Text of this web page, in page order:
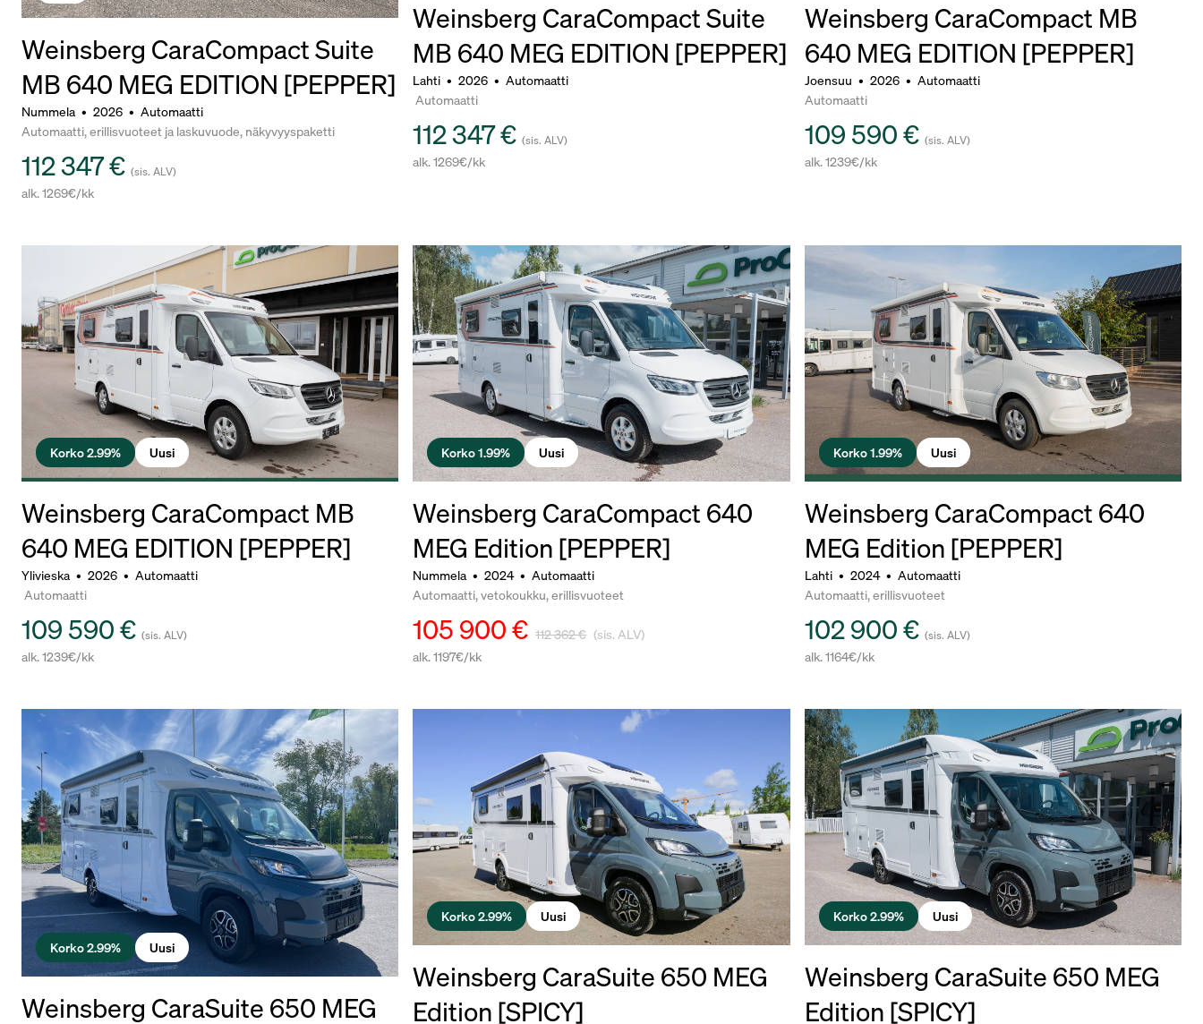
Weinsberg CaraCompact Suite
MB 640 MEG EDITION [PEPPER]
Nummela • 2026 • Automaatti
Automaatti, erillisvuoteet ja laskuvuode, näkyvyyspaketti
112 347 € (sis. ALV)
alk. 1269€/kk
Weinsberg CaraCompact Suite
MB 640 MEG EDITION [PEPPER]
Lahti • 2026 • Automaatti
Automaatti
112 347 €(sis. ALV)
alk. 1269€/kk
Weinsberg CaraCompact MB
640 MEG EDITION [PEPPER]
Joensuu • 2026 • Automaatti
Automaatti
109 590 € (sis. ALV)
alk. 1239€/kk
Korko 2.99% Uusi
Weinsberg CaraCompact MB
640 MEG EDITION [PEPPER]
Ylivieska • 2026 • Automaatti
Automaatti
109 590 € (sis. ALV)
alk. 1239€/kk
Korko 1.99% Uusi
Weinsberg CaraCompact 640
MEG Edition [PEPPER]
Nummela • 2024 • Automaatti
Automaatti, vetokoukku, erillisvuoteet
105 900 € 112 362 € (sis. ALV)
alk. 1197€/kk
Korko 1.99% Uusi
Weinsberg CaraCompact 640
MEG Edition [PEPPER]
Lahti • 2024 • Automaatti
Automaatti, erillisvuoteet
102 900 € (sis. ALV)
alk. 1164€/kk
Korko 2.99% Uusi
Weinsberg CaraSuite 650 MEG
Korko 2.99% Uusi
Weinsberg CaraSuite 650 MEG
Edition [SPICY]
Korko 2.99% Uusi
Weinsberg CaraSuite 650 MEG
Edition [SPICY]